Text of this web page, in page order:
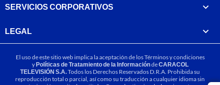
SERVICIOS CORPORATIVOS
LEGAL
El uso de este sitio web implica la aceptación de losTérminos y condiciones
yPolíticas de Tratamiento de la InformacióndeCARACOL
TELEVISIÓN S.A.Todos los Derechos Reservados D.R.A. Prohibida su
reproducción total o parcial, así como su traducción a cualquier idioma sin